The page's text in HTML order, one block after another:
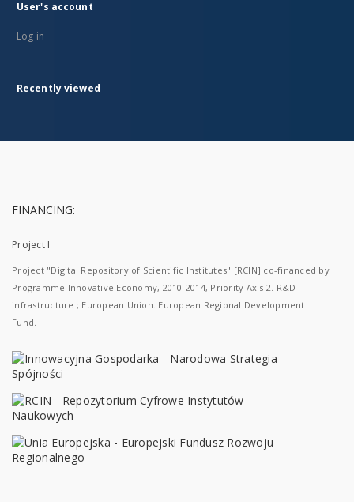
User's account
Log in
Recently viewed
FINANCING:
Project I
Project "Digital Repository of Scientific Institutes" [RCIN] co-financed by
Programme Innovative Economy, 2010-2014, Priority Axis 2. R&D
infrastructure ; European Union. European Regional Development
Fund.